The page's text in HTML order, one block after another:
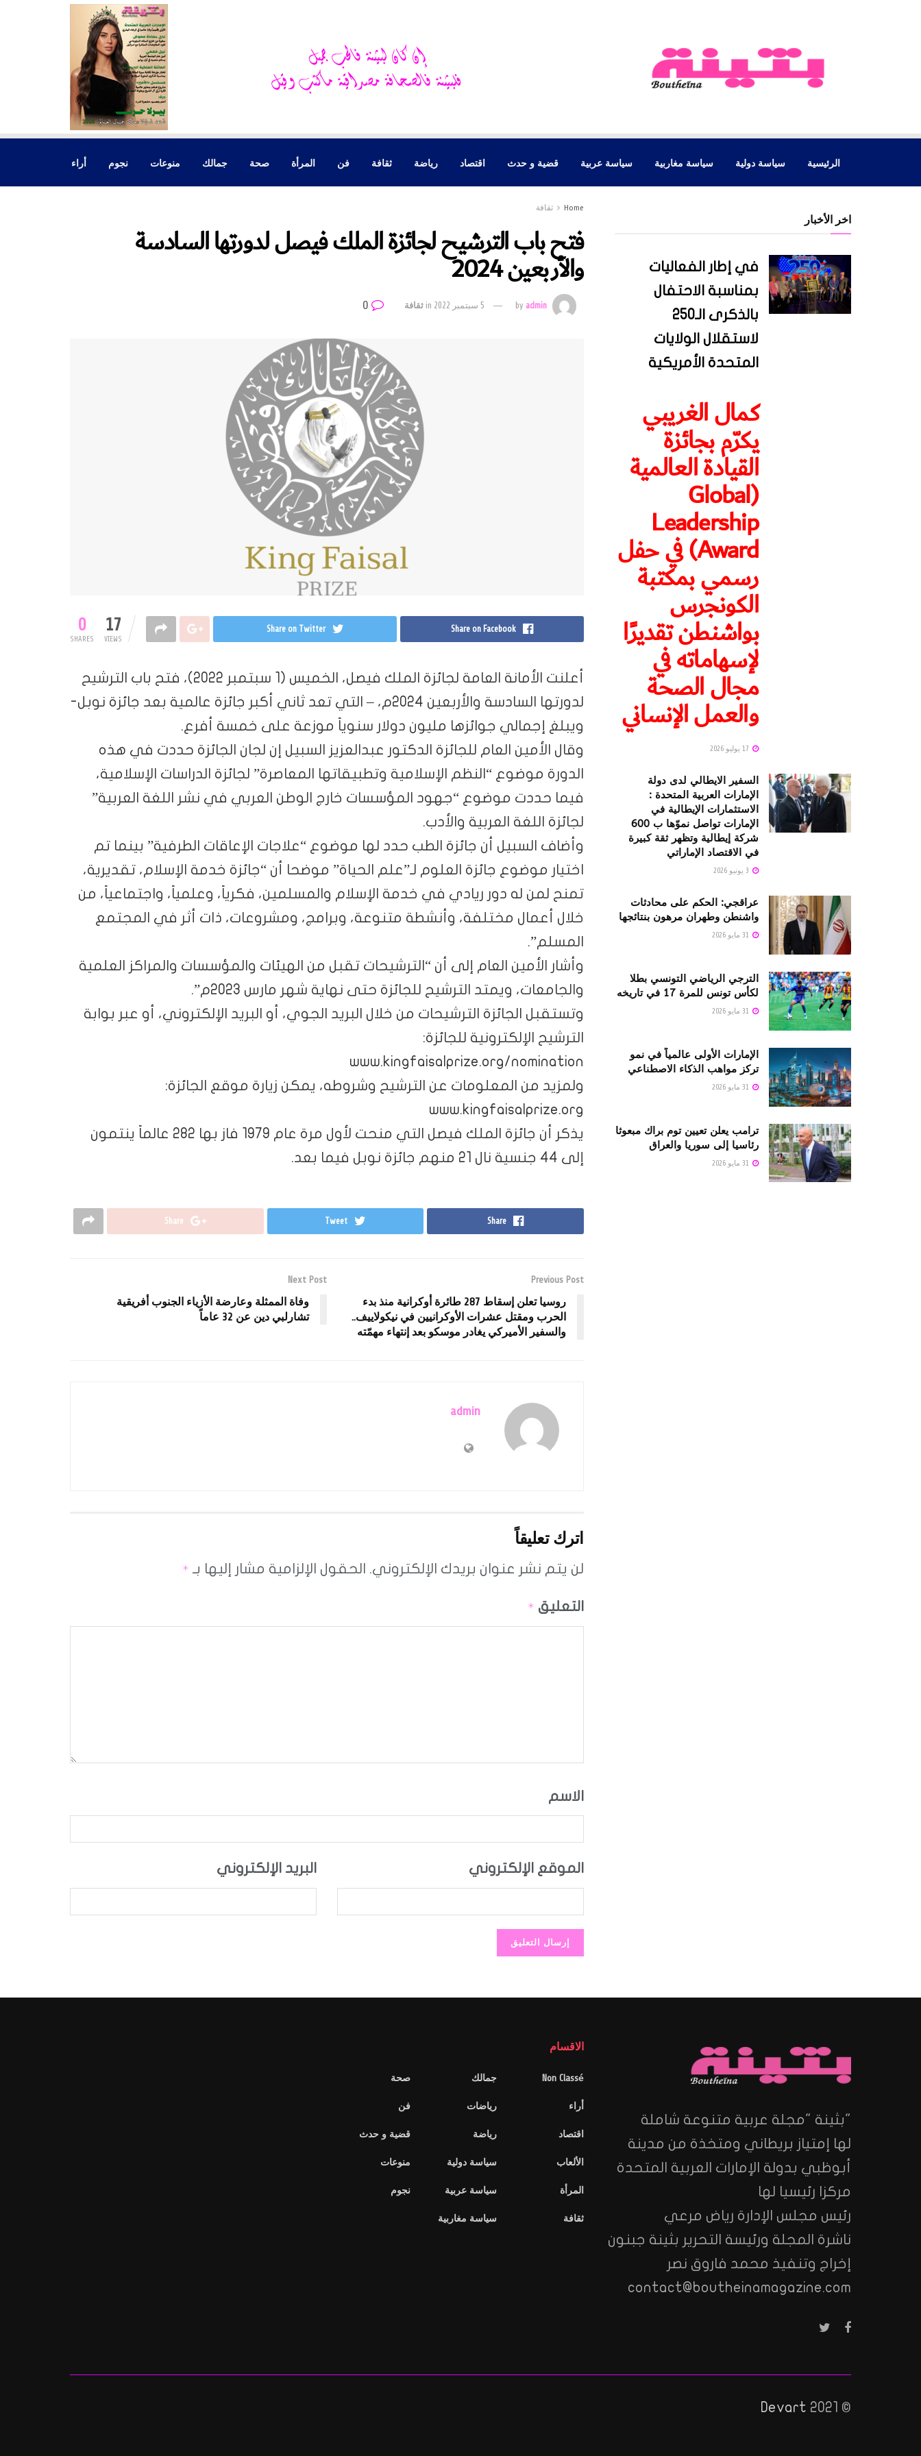
الرئيسية سياسة دولية سياسة مغاربية سياسة عربية قضية و حدث اقتصاد رياضة ثقافة فن المرأة صحة جمالك منوعات نجوم أراء
Home ثقافة
فتح باب الترشيح لجائزة الملك فيصل لدورتها السادسة
والأربعين 2024
byadmin 5 سبتمبر 2022 inثقافة
0
SHARES 17
VIEWS
Share on Facebook
Share on Twitter
أعلنت الأمانة العامة لجائزة الملك فيصل، الخميس (1 سبتمبر 2022)، فتح باب الترشيح
لدورتها السادسة والأربعين 2024م، – التي تعد ثاني أكبر جائزة عالمية بعد جائزة نوبل-
ويبلغ إجمالي جوائزها مليون دولار سنوياً موزعة على خمسة أفرع.
وقال الأمين العام للجائزة الدكتور عبدالعزيز السبيل إن لجان الجائزة حددت في هذه
الدورة موضوع “النظم الإسلامية وتطبيقاتها المعاصرة” لجائزة الدراسات الإسلامية،
فيما حددت موضوع “جهود المؤسسات خارج الوطن العربي في نشر اللغة العربية”
لجائزة اللغة العربية والأدب.
وأضاف السبيل أن جائزة الطب حدد لها موضوع “علاجات الإعاقات الطرفية” بينما تم
اختيار موضوع جائزة العلوم لـ”علم الحياة” موضحا أن “جائزة خدمة الإسلام، تقديرية،
تمنح لمن له دور ريادي في خدمة الإسلام والمسلمين، فكرياً، وعلمياً، واجتماعياً، من
خلال أعمال مختلفة، وأنشطة متنوعة، وبرامج، ومشروعات، ذات أثر في المجتمع
المسلم”.
وأشار الأمين العام إلى أن “الترشيحات تقبل من الهيئات والمؤسسات والمراكز العلمية
والجامعات، ويمتد الترشيح للجائزة حتى نهاية شهر مارس 2023م”.
وتستقبل الجائزة الترشيحات من خلال البريد الجوي، أو البريد الإلكتروني، أو عبر بوابة
الترشيح الإلكترونية للجائزة:
www.kingfaisalprize.org/nomination
ولمزيد من المعلومات عن الترشيح وشروطه، يمكن زيارة موقع الجائزة:
www.kingfaisalprize.org
يذكر أن جائزة الملك فيصل التي منحت لأول مرة عام 1979 فاز بها 282 عالماً ينتمون
إلى 44 جنسية نال 21 منهم جائزة نوبل فيما بعد.
Share
Tweet
Share
Previous Post
روسيا تعلن إسقاط 287 طائرة أوكرانية منذ بدء
الحرب ومقتل عشرات الأوكرانيين في نيكولاييف..
والسفير الأميركي يغادر موسكو بعد إنتهاء مهمّته
Next Post
وفاة الممثلة وعارضة الأزياء الجنوب أفريقية
تشارلبي دين عن 32 عاماً
admin
اترك تعليقاً
لن يتم نشر عنوان بريدك الإلكتروني. الحقول الإلزامية مشار إليها بـ *
التعليق *
الاسم
البريد الإلكتروني الموقع الإلكتروني
اخر الأخبار
في إطار الفعاليات
بمناسبة الاحتفال
بالذكرى الـ250
لاستقلال الولايات
المتحدة الأمريكية
كمال الغريبي
يكرّم بجائزة
القيادة العالمية
(Global
Leadership
Award) في حفل
رسمي بمكتبة
الكونجرس
بواشنطن تقديرًا
لإسهاماته في
مجال الصحة
والعمل الإنساني
السفير الايطالي لدى دولة
الإمارات العربية المتحدة :
الاستثمارات الإيطالية في
الإمارات تواصل نموّها ب 600
شركة إيطالية وتظهر ثقة كبيرة
في الاقتصاد الإماراتي
عراقجي: الحكم على محادثات
واشنطن وطهران مرهون بنتائجها
الترجي الرياضي التونسي بطلا
لكأس تونس للمرة 17 في تاريخه
الإمارات الأولى عالمياً في نمو
تركز مواهب الذكاء الاصطناعي
ترامب يعلن تعيين توم براك مبعوثا
رئاسيا إلى سوريا والعراق
"بثينة "مجلة عربية متنوعة شاملة
لها إمتياز بريطاني ومتخذة من مدينة
أبوظبي بدولة الإمارات العربية المتحدة
مركزا رئيسيا لها
رئيس مجلس الإدارة رياض مرعي
ناشرة المجلة ورئيسة التحرير بثينة جبنون
إخراج وتنفيذ محمد فاروق نصر
contact@boutheinamagazine.com
الاقسام
Non Classé
أراء
اقتصاد
الألعاب
المرأة
ثقافة
جمالك
رياضات
رياضة
سياسة دولية
سياسة عربية
سياسة مغاربية
صحة
فن
قضية و حدث
منوعات
نجوم
© 2021
Devart